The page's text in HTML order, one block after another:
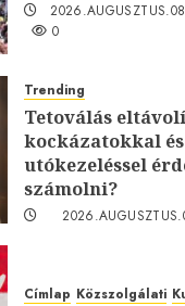
0
Trending
Tetoválás
kockázatokkal és
utókezeléssel
számolni?
Címlap Közszolgálati